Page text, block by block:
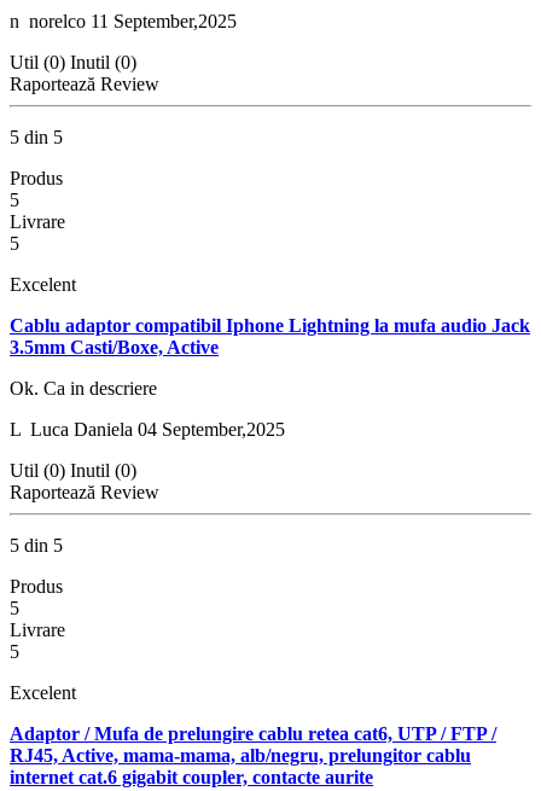
n norelco 11 September,2025
Util (0) Inutil (0)
Raportează Review
5 din 5
Produs
5
Livrare
5
Excelent
Cablu adaptor compatibil Iphone Lightning la mufa audio Jack
3.5mm Casti/Boxe, Active
Ok. Ca in descriere
L Luca Daniela 04 September,2025
Util (0) Inutil (0)
Raportează Review
5 din 5
Produs
5
Livrare
5
Excelent
Adaptor / Mufa de prelungire cablu retea cat6, UTP / FTP /
RJ45, Active, mama-mama, alb/negru, prelungitor cablu
internet cat.6 gigabit coupler, contacte aurite